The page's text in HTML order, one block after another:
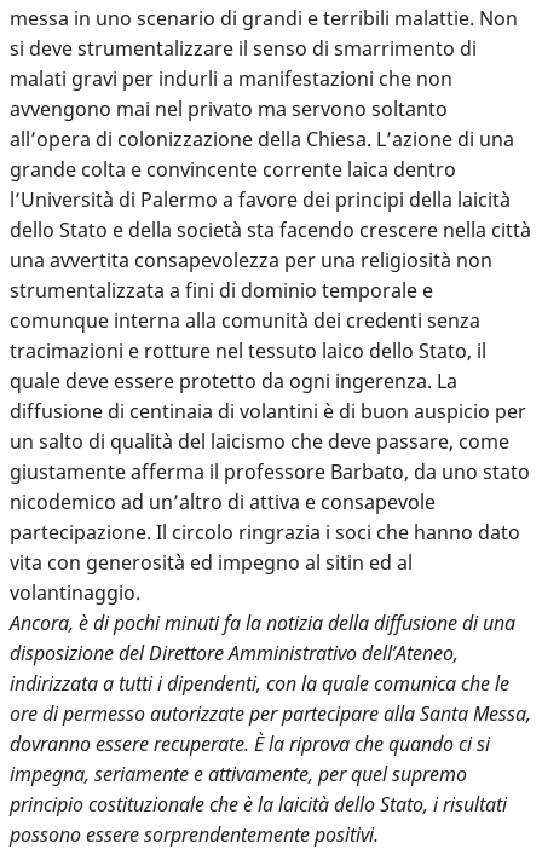
messa in uno scenario di grandi e terribili malattie. Non
si deve strumentalizzare il senso di smarrimento di
malati gravi per indurli a manifestazioni che non
avvengono mai nel privato ma servono soltanto
all’opera di colonizzazione della Chiesa. L’azione di una
grande colta e convincente corrente laica dentro
l’Università di Palermo a favore dei principi della laicità
dello Stato e della società sta facendo crescere nella città
una avvertita consapevolezza per una religiosità non
strumentalizzata a fini di dominio temporale e
comunque interna alla comunità dei credenti senza
tracimazioni e rotture nel tessuto laico dello Stato, il
quale deve essere protetto da ogni ingerenza. La
diffusione di centinaia di volantini è di buon auspicio per
un salto di qualità del laicismo che deve passare, come
giustamente afferma il professore Barbato, da uno stato
nicodemico ad un’altro di attiva e consapevole
partecipazione. Il circolo ringrazia i soci che hanno dato
vita con generosità ed impegno al sitin ed al
volantinaggio.
Ancora, è di pochi minuti fa la notizia della diffusione di una
disposizione del Direttore Amministrativo dell’Ateneo,
indirizzata a tutti i dipendenti, con la quale comunica che le
ore di permesso autorizzate per partecipare alla Santa Messa,
dovranno essere recuperate. È la riprova che quando ci si
impegna, seriamente e attivamente, per quel supremo
principio costituzionale che è la laicità dello Stato, i risultati
possono essere sorprendentemente positivi.